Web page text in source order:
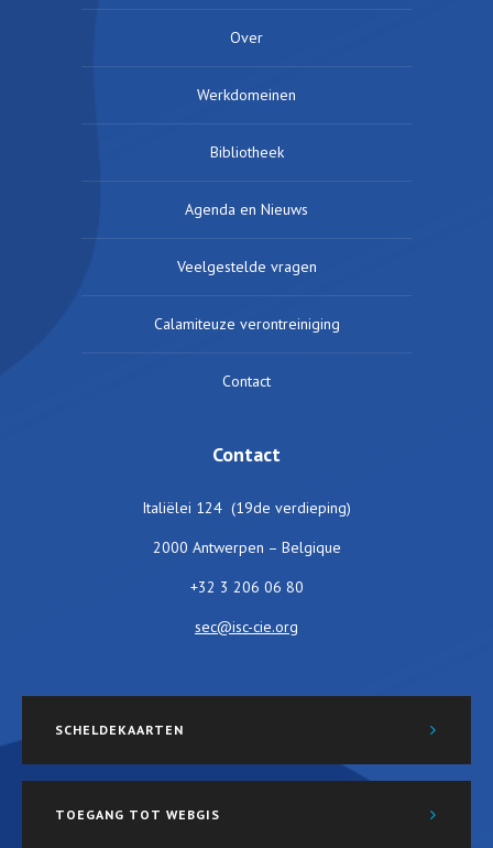
Over
Werkdomeinen
Bibliotheek
Agenda en Nieuws
Veelgestelde vragen
Calamiteuze verontreiniging
Contact
Contact
Italiëlei 124 (19de verdieping)
2000 Antwerpen – Belgique
+32 3 206 06 80
sec@isc-cie.org
SCHELDEKAARTEN
TOEGANG TOT WEBGIS